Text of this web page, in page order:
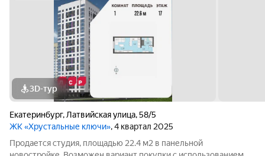
3D-тур
Екатеринбург, Латвийская улица,58/5
ЖК «Хрустальные ключи», 4 квартал 2025
Продается студия, площадью 22.4 м2 в панельной